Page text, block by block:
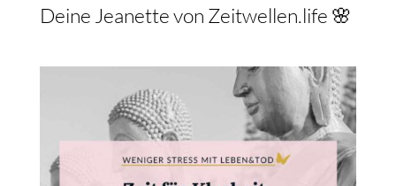
Deine Jeanette von Zeitwellen.life 🌸